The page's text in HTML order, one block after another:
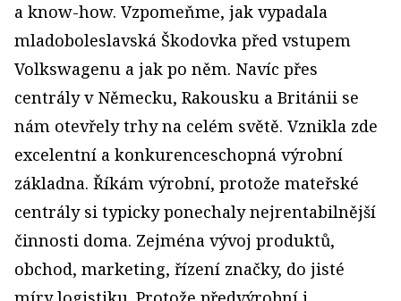
a know-how. Vzpomeňme, jak vypadala
mladoboleslavská Škodovka před vstupem
Volkswagenu a jak po něm. Navíc přes
centrály v Německu, Rakousku a Británii se
nám otevřely trhy na celém světě. Vznikla zde
excelentní a konkurenceschopná výrobní
základna. Říkám výrobní, protože mateřské
centrály si typicky ponechaly nejrentabilnější
činnosti doma. Zejména vývoj produktů,
obchod, marketing, řízení značky, do jisté